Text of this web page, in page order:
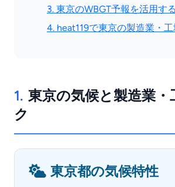
3. 東京のWBGT予報を活用する
4. heat119で東京の製造業・
1. 東京の気候と製造業・
ク
東京都の気候特性